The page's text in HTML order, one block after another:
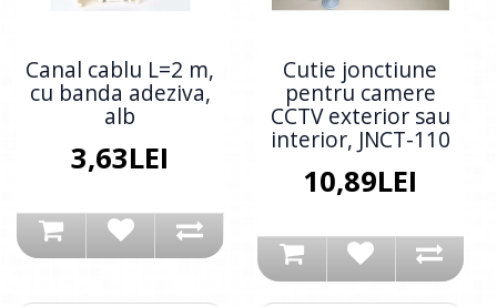
Canal cablu L=2 m,
cu banda adeziva,
alb
3,63LEI
Cutie jonctiune
pentru camere
CCTV exterior sau
interior, JNCT-110
10,89LEI